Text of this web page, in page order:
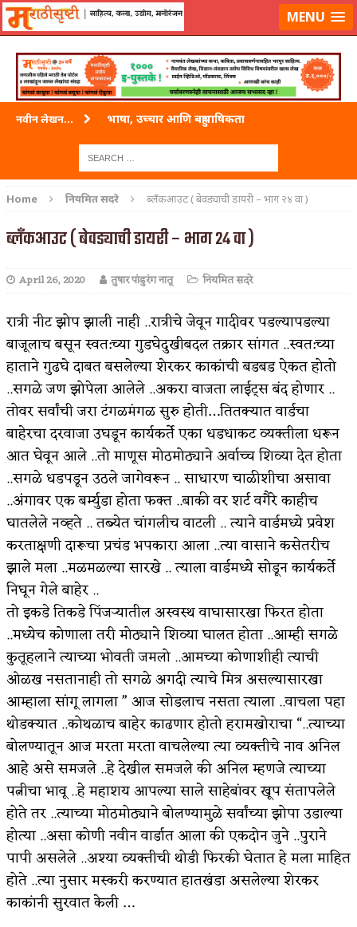
लॉग-इन करा|लेखक नोंदणी कराMENU
नवीन लेखन... भाषा, उच्चार आणि बहुभाषिकता
ताम्र – एक अफलातून धातू (COPPER)
अशी एक कविता लिहू इच्छिते
पाटलाची विहीर
शपथ
पुस्तके बदलायची आहेत तुम्हाला!
किती घोषणांचा पाऊस होता
कसं हुईन तं हू माय…
काळजाचे प्रेत
चमकदार चांदी
आदिवासींचा डॉक्टर, समाजसेवेचा ध्यास : डॉ. राहुल
जोशी
डेंग्यू: ताप उतरला म्हणजे धोका टळला असे नाही!
४ जुलै – इतिहासात घडलेल्या महत्त्वाच्या घटना
सुवर्ण – झळाळी
‘अर्थ’पूर्ण हास्य
अष्टपैलू : खंडू रांगणेकर
अपूर्ण कथा
बुडीच खटलं – संयुक्त कुटुंब का गरजेचं?
Home नियमित सदरे ब्लँकआउट ( बेवड्याची डायरी – भाग २४ वा )
ब्लँकआउट ( बेवड्याची डायरी – भाग २४ वा )
April 26, 2020 तुषार पांडुरंग नातू नियमित सदरे
रात्री नीट झोप झाली नाही ..रात्रीचे जेवून गादीवर पडल्यापडल्या
बाजूलाच बसून स्वत:च्या गुडघेदुखीबदल तक्रार सांगत ..स्वत:च्या
हाताने गुढघे दाबत बसलेल्या शेरकर काकांची बडबड ऐकत होतो
..सगळे जण झोपेला आलेले ..अकरा वाजता लाईट्स बंद होणार ..
तोवर सर्वांची जरा टंगळमंगळ सुरु होती…तितक्यात वार्डचा
बाहेरचा दरवाजा उघडून कार्यकर्ते एका धडधाकट व्यक्तीला धरून
आत घेवून आले ..तो माणूस मोठमोठ्याने अर्वाच्च शिव्या देत होता
..सगळे धडपडून उठले जागेवरून .. साधारण चाळीशीचा असावा
..अंगावर एक बर्म्युडा होता फक्त ..बाकी वर शर्ट वगैरे काहीच
घातलेले नव्हते .. तब्येत चांगलीच वाटली .. त्याने वार्डमध्ये प्रवेश
करताक्षणी दारूचा प्रचंड भपकारा आला ..त्या वासाने कसेतरीच
झाले मला ..मळमळल्या सारखे .. त्याला वार्डमध्ये सोडून कार्यकर्ते
निघून गेले बाहेर ..
तो इकडे तिकडे पिंजऱ्यातील अस्वस्थ वाघासारखा फिरत होता
..मध्येच कोणाला तरी मोठ्याने शिव्या घालत होता ..आम्ही सगळे
कुतूहलाने त्याच्या भोवती जमलो ..आमच्या कोणाशीही त्याची
ओळख नसतानाही तो सगळे अगदी त्याचे मित्र असल्यासारखा
आम्हाला सांगू लागला ” आज सोडलाच नसता त्याला ..वाचला पहा
थोडक्यात ..कोथळाच बाहेर काढणार होतो हरामखोराचा “..त्याच्या
बोलण्यातून आज मरता मरता वाचलेल्या त्या व्यक्तीचे नाव अनिल
आहे असे समजले ..हे देखील समजले की अनिल म्हणजे त्याच्या
पत्नीचा भावू ..हे महाशय आपल्या साले साहेबांवर खूप संतापलेले
होते तर ..त्याच्या मोठमोठ्याने बोलण्यामुळे सर्वांच्या झोपा उडाल्या
होत्या ..असा कोणी नवीन वार्डात आला की एकदोन जुने ..पुराने
पापी असलेले ..अश्या व्यक्तीची थोडी फिरकी घेतात हे मला माहित
होते ..त्या नुसार मस्करी करण्यात हातखंडा असलेल्या शेरकर
काकांनी सुरवात केली …